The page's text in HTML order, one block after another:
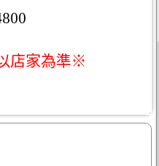
店家為準※